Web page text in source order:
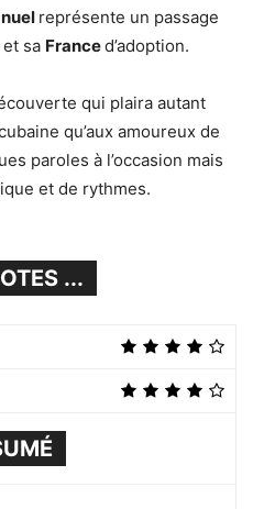
représente un passage
et sa Franced’adoption.
qui plaira autant
qu’aux amoureux de
paroles à l’occasion mais
et de rythmes.
...